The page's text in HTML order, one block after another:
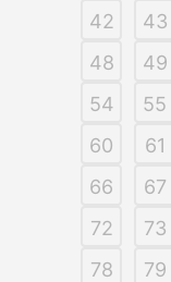
42
43
48
49
54
55
60
61
66
67
72
73
78
79